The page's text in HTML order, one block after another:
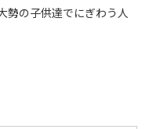
勢の子供達でにぎわう人